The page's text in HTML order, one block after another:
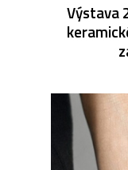
Výstava